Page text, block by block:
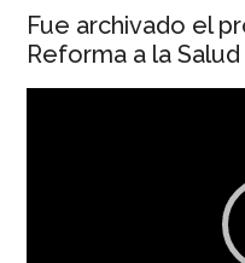
Fue archivado el
Reforma a la Salud